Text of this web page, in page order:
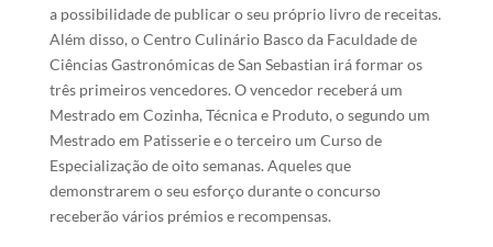
a possibilidade de publicar o seu próprio livro de receitas.
Além disso, o Centro Culinário Basco da Faculdade de
Ciências Gastronómicas de San Sebastian irá formar os
três primeiros vencedores. O vencedor receberá um
Mestrado em Cozinha, Técnica e Produto, o segundo um
Mestrado em Patisserie e o terceiro um Curso de
Especialização de oito semanas. Aqueles que
demonstrarem o seu esforço durante o concurso
receberão vários prémios e recompensas.